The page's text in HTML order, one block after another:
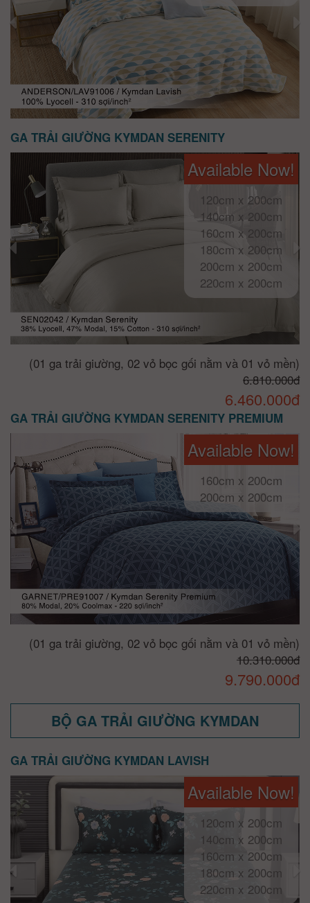
GA TRẢI GIƯỜNG KYMDAN SERENITY
Available Now!
120cm x 200cm
140cm x 200cm
160cm x 200cm
180cm x 200cm
200cm x 200cm
220cm x 200cm
(01 ga trải giường, 02 vỏ bọc gối nằm và 01 vỏ mền)
6.810.000đ
6.460.000đ
GA TRẢI GIƯỜNG KYMDAN SERENITY PREMIUM
Available Now!
160cm x 200cm
200cm x 200cm
(01 ga trải giường, 02 vỏ bọc gối nằm và 01 vỏ mền)
10.310.000đ
9.790.000đ
BỘ GA TRẢI GIƯỜNG KYMDAN
GA TRẢI GIƯỜNG KYMDAN LAVISH
Available Now!
120cm x 200cm
140cm x 200cm
160cm x 200cm
180cm x 200cm
220cm x 200cm